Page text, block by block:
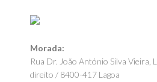
Morada:
Rua Dr. João António Silva Vieira,
direito / 8400-417 Lagoa